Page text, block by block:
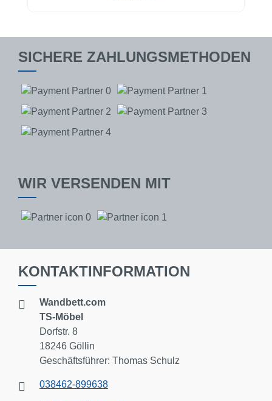
SICHERE ZAHLUNGSMETHODEN
WIR VERSENDEN MIT
KONTAKTINFORMATION
Wandbett.com
TS-Möbel
Dorfstr. 8
18246 Göllin
Geschäftsführer: Thomas Schulz
038462-899638